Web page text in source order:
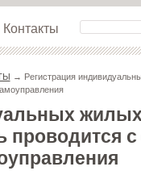
Контакты
→ Регистрация
с